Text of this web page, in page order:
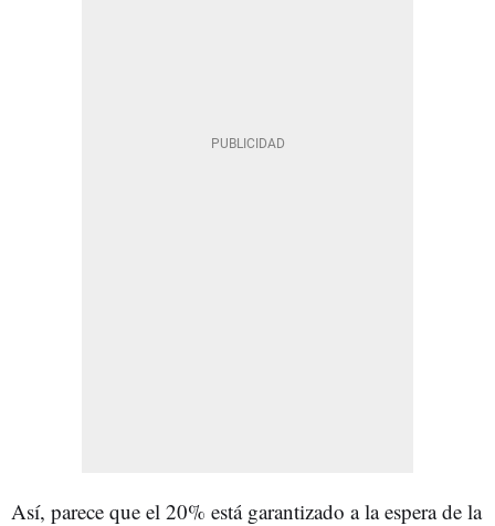
Así, parece que el 20% está garantizado a la espera de la